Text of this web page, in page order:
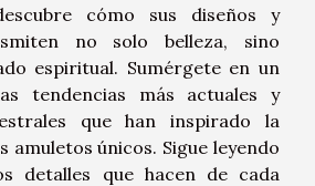
cómo sus diseños y
no solo belleza, sino
espiritual. Sumérgete en un
tendencias más actuales y
que han inspirado la
amuletos únicos. Sigue leyendo
detalles que hacen de cada